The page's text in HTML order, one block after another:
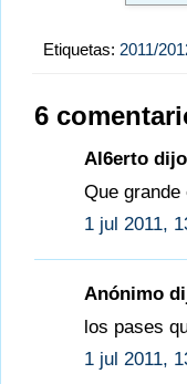
Etiquetas: 2011/
6
Al6erto
Que
1 jul 2011,
Anónimo
los pases
1 jul 2011,